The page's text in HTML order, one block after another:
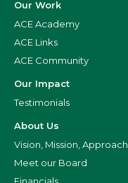
Our Work
ACE Academy
ACE Links
ACE Community
Our Impact
Testimonials
About Us
Vision, Mission, Approach
Meet our Board
Financials